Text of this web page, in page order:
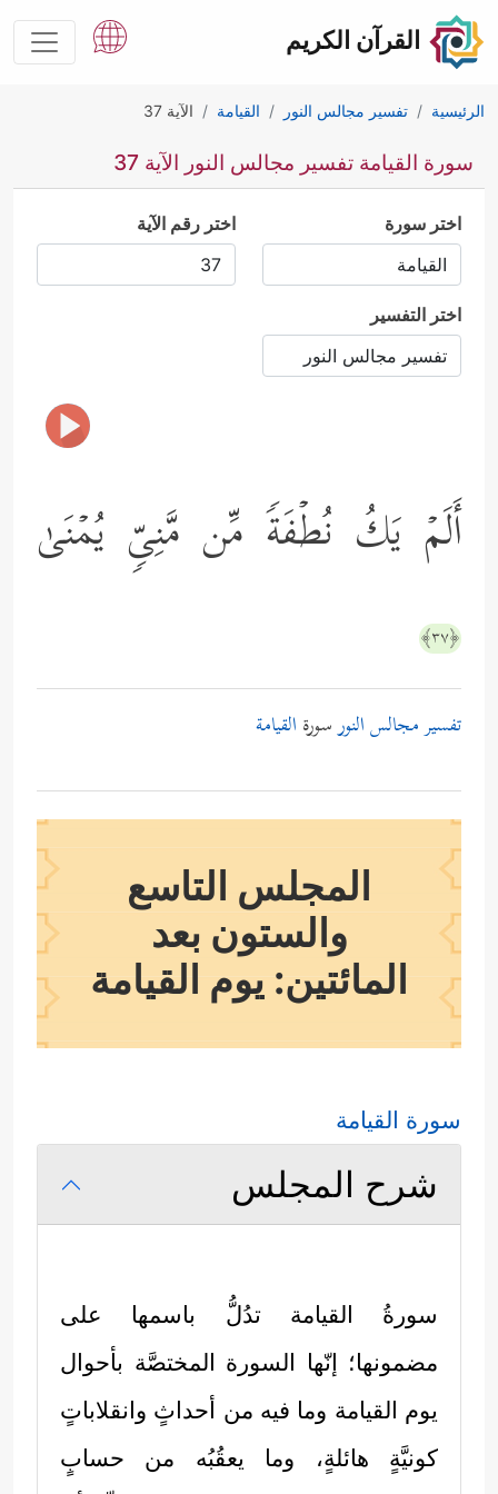
القرآن الكريم
الرئيسية تفسير مجالس النور القيامة الآية 37
سورة القيامة تفسير مجالس النور الآية 37
اختر سورة اختر رقم الآية
اختر التفسير
أَلَمۡ یَكُ نُطۡفَةࣰ مِّن مَّنِیࣲّ یُمۡنَىٰ
﴿٣٧﴾
تفسير مجالس النورسورة القيامة
المجلس التاسع
والستون بعد
المائتين: يوم القيامة
سورة القيامة
شرح المجلس
سورةُ القيامة تدُلُّ باسمها على
مضمونها؛ إنّها السورة المختصَّة بأحوال
يوم القيامة وما فيه من أحداثٍ وانقلاباتٍ
كونيَّةٍ هائلةٍ، وما يعقُبُه من حسابٍ